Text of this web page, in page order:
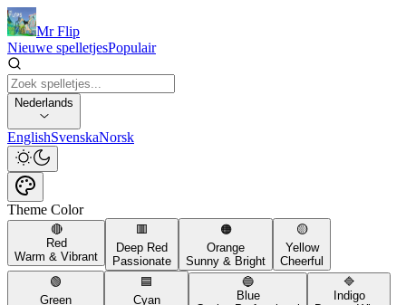
Mr Flip
Nieuwe spelletjesPopulair
Nederlands
EnglishSvenskaNorsk
Theme Color
🔴
Red
Warm & Vibrant
🟥
Deep Red
Passionate
🟠
Orange
Sunny & Bright
🟡
Yellow
Cheerful
🟢
Green
🟦
Cyan
🔵
Blue
🔷
Indigo